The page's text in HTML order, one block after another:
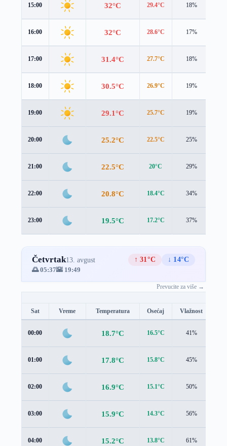
15:00 32°C 29.4°C 18%
16:00 32°C 28.6°C 17%
17:00 31.4°C 27.7°C 18%
18:00 30.5°C 26.9°C 19%
19:00 29.1°C 25.7°C 19%
20:00 25.2°C 22.5°C 25%
21:00 22.5°C 20°C 29%
22:00 20.8°C 18.4°C 34%
23:00 19.5°C 17.2°C 37%
Četvrtak13. avgust ↑ 31°C
↓ 14°C
🌅 05:37🌇 19:49
Prevucite za više →
Sat Vreme Temperatura Osećaj Vlažnost
00:00 18.7°C 16.5°C 41%
01:00 17.8°C 15.8°C 45%
02:00 16.9°C 15.1°C 50%
03:00 15.9°C 14.3°C 56%
04:00 15.2°C 13.8°C 61%